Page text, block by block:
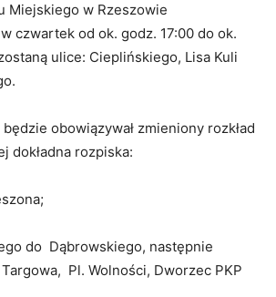
Miejskiego w Rzeszowie
czwartek od ok. godz. 17:00 do ok.
ulice: Cieplińskiego, Lisa Kuli
obowiązywał zmieniony rozkład
dokładna rozpiska:
do Dąbrowskiego, następnie
Pl. Wolności, Dworzec PKP